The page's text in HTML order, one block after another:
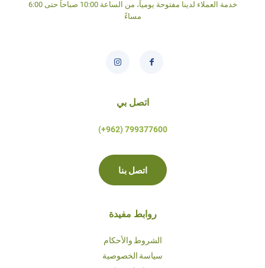
خدمة العملاء لدينا مفتوحة يومياً، من الساعة 10:00 صباحاً حتى 6:00
مساءً
اتصل بي
799377600 (962+)
اتصل بنا
روابط مفيدة
الشروط والأحكام
سياسة الخصوصية